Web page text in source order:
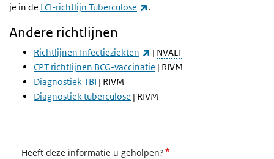
je in de LCI-richtlijn Tuberculose (externe link)
.
Andere richtlijnen
Richtlijnen Infectieziekten (externe link)
| NVALT
CPT richtlijnen BCG-vaccinatie | RIVM
Diagnostiek TBI | RIVM
Diagnostiek tuberculose | RIVM
Heeft deze informatie u geholpen?*